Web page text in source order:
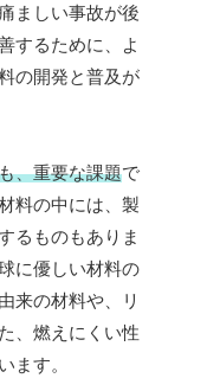
ましい事故が後
するために、よ
の開発と普及が
、重要な課題で
料の中には、製
るものもありま
に優しい材料の
来の材料や、リ
、燃えにくい性
ます。